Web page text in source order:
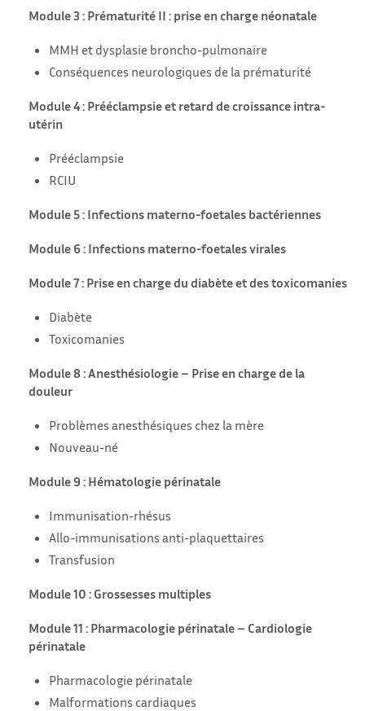
Module 3 : Prématurité II : prise en charge néonatale
MMH et dysplasie broncho-pulmonaire
Conséquences neurologiques de la prématurité
Module 4 : Prééclampsie et retard de croissance intra-
utérin
Prééclampsie
RCIU
Module 5 : Infections materno-foetales bactériennes
Module 6 : Infections materno-foetales virales
Module 7 : Prise en charge du diabète et des toxicomanies
Diabète
Toxicomanies
Module 8 : Anesthésiologie – Prise en charge de la
douleur
Problèmes anesthésiques chez la mère
Nouveau-né
Module 9 : Hématologie périnatale
Immunisation-rhésus
Allo-immunisations anti-plaquettaires
Transfusion
Module 10 : Grossesses multiples
Module 11 : Pharmacologie périnatale – Cardiologie
périnatale
Pharmacologie périnatale
Malformations cardiaques